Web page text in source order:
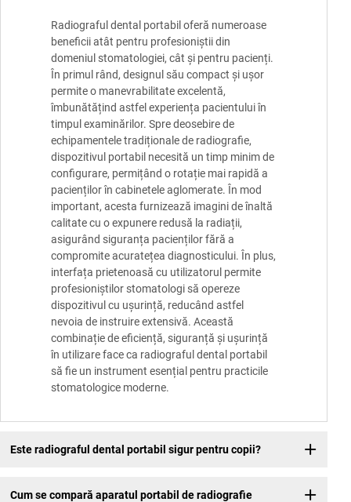
Radiograful dental portabil oferă numeroase
beneficii atât pentru profesioniștii din
domeniul stomatologiei, cât și pentru pacienți.
În primul rând, designul său compact și ușor
permite o manevrabilitate excelentă,
îmbunătățind astfel experiența pacientului în
timpul examinărilor. Spre deosebire de
echipamentele tradiționale de radiografie,
dispozitivul portabil necesită un timp minim de
configurare, permițând o rotație mai rapidă a
pacienților în cabinetele aglomerate. În mod
important, acesta furnizează imagini de înaltă
calitate cu o expunere redusă la radiații,
asigurând siguranța pacienților fără a
compromite acuratețea diagnosticului. În plus,
interfața prietenoasă cu utilizatorul permite
profesioniștilor stomatologi să opereze
dispozitivul cu ușurință, reducând astfel
nevoia de instruire extensivă. Această
combinație de eficiență, siguranță și ușurință
în utilizare face ca radiograful dental portabil
să fie un instrument esențial pentru practicile
stomatologice moderne.
Este radiograful dental portabil sigur pentru copii?
Cum se compară aparatul portabil de radiografie